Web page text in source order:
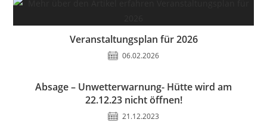
Veranstaltungsplan für 2026
06.02.2026
Absage – Unwetterwarnung- Hütte wird am
22.12.23 nicht öffnen!
21.12.2023